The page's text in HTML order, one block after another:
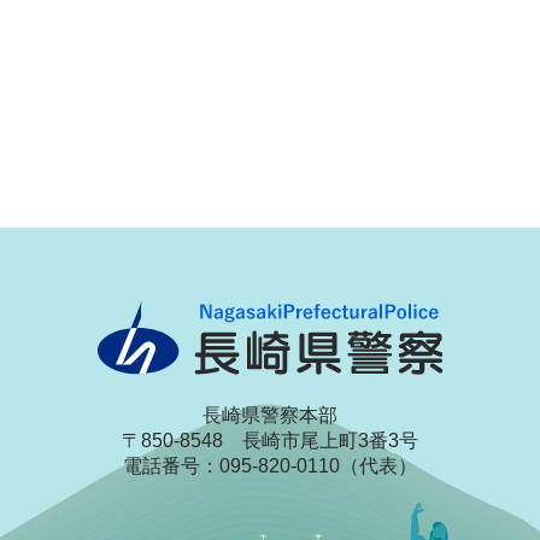
長崎県警察本部
〒850-8548 長崎市尾上町3番3号
電話番号：095-820-0110（代表）